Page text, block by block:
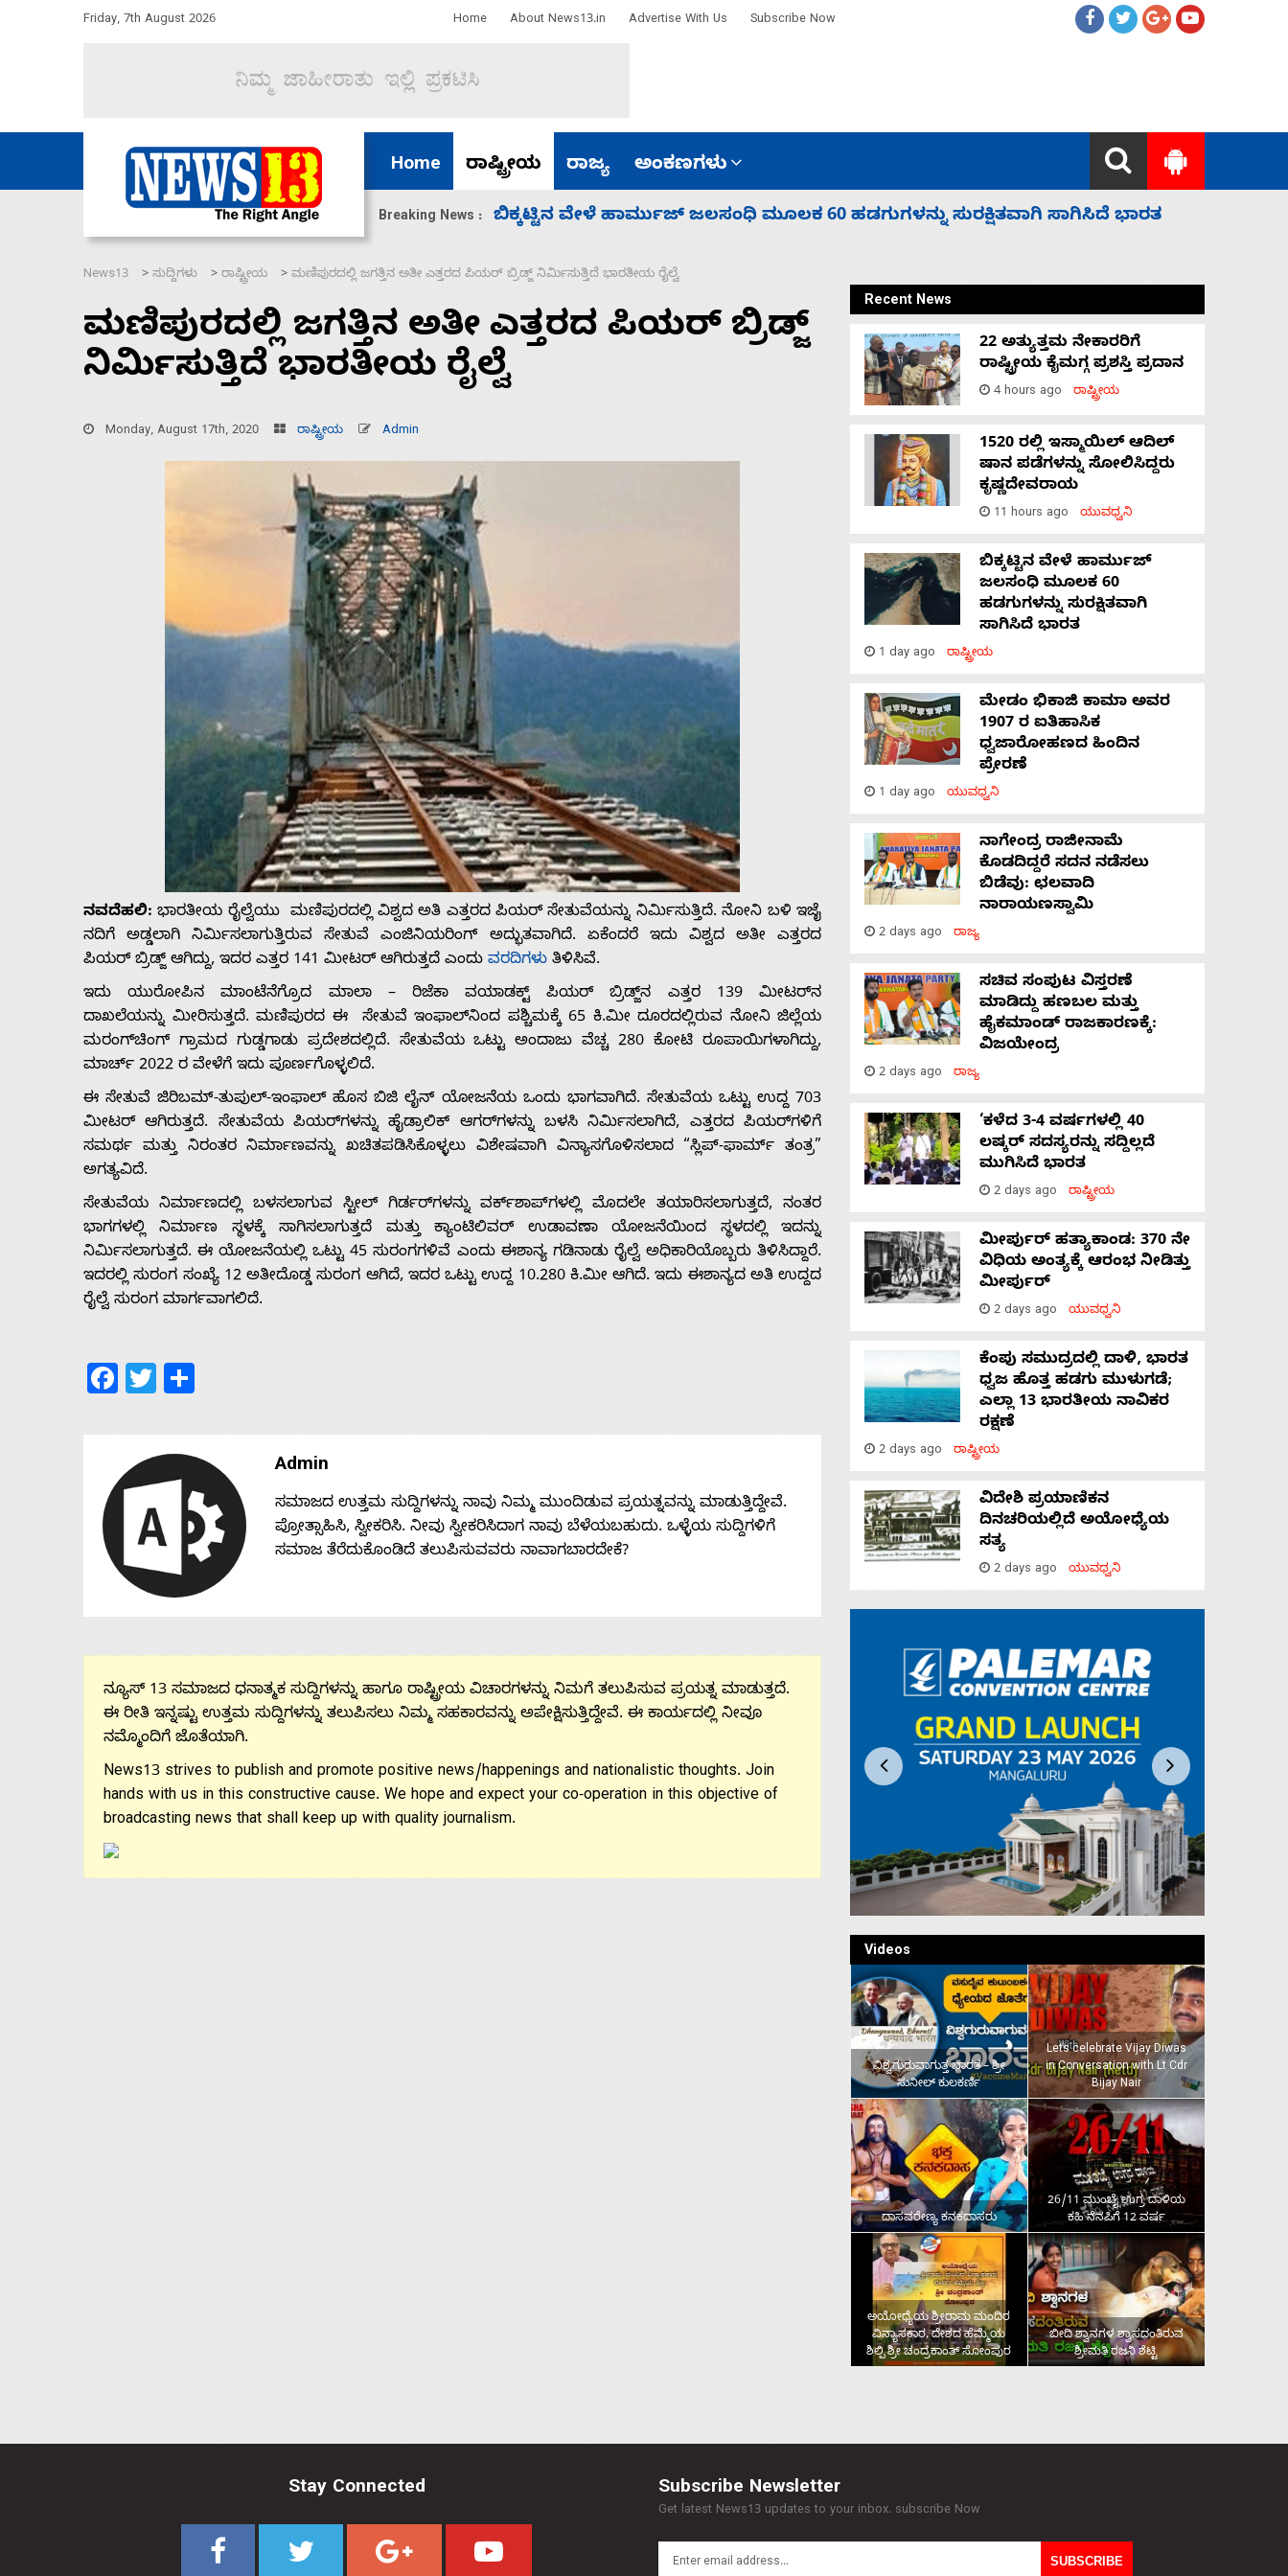
Friday, 7th August 2026 Home About News13.in Advertise With Us Subscribe Now
Home ರಾಷ್ಟ್ರೀಯ ರಾಜ್ಯ ಅಂಕಣಗಳು
Breaking News :
ಮೂಲಕ 60 ಹಡಗುಗಳನ್ನು ಸುರಕ್ಷಿತವಾಗಿ ಸಾಗಿಸಿದೆ ಭಾರತ ನಾಗೇಂದ್ರ ರಾಜೀನಾಮೆ ಕೊಡದಿದ್ದರೆ ಸದನ ನಡೆಸಲು ಬಿಡೆವು: ಛಲವಾದಿ ನಾರಾಯಣಸ್ವಾಮಿ
Advertise
Contact
News13 > ಸುದ್ದಿಗಳು > ರಾಷ್ಟ್ರೀಯ > ಮಣಿಪುರದಲ್ಲಿ ಜಗತ್ತಿನ ಅತೀ ಎತ್ತರದ ಪಿಯರ್‌ ಬ್ರಿಡ್ಜ್‌ ನಿರ್ಮಿಸುತ್ತಿದೆ ಭಾರತೀಯ ರೈಲ್ವೆ
ಮಣಿಪುರದಲ್ಲಿ ಜಗತ್ತಿನ ಅತೀ ಎತ್ತರದ ಪಿಯರ್‌ ಬ್ರಿಡ್ಜ್‌
ನಿರ್ಮಿಸುತ್ತಿದೆ ಭಾರತೀಯ ರೈಲ್ವೆ
Monday, August 17th, 2020 ರಾಷ್ಟ್ರೀಯ Admin
ನವದೆಹಲಿ: ಭಾರತೀಯ ರೈಲ್ವೆಯು ಮಣಿಪುರದಲ್ಲಿ ವಿಶ್ವದ ಅತಿ ಎತ್ತರದ ಪಿಯರ್ ಸೇತುವೆಯನ್ನು ನಿರ್ಮಿಸುತ್ತಿದೆ. ನೋನಿ ಬಳಿ ಇಜೈ
ನದಿಗೆ ಅಡ್ಡಲಾಗಿ ನಿರ್ಮಿಸಲಾಗುತ್ತಿರುವ ಸೇತುವೆ ಎಂಜಿನಿಯರಿಂಗ್ ಅದ್ಭುತವಾಗಿದೆ. ಏಕೆಂದರೆ ಇದು ವಿಶ್ವದ ಅತೀ ಎತ್ತರದ
ಪಿಯರ್ ಬ್ರಿಡ್ಜ್‌ ಆಗಿದ್ದು, ಇದರ ಎತ್ತರ 141 ಮೀಟರ್ ಆಗಿರುತ್ತದೆ ಎಂದು ವರದಿಗಳು ತಿಳಿಸಿವೆ.
ಇದು ಯುರೋಪಿನ ಮಾಂಟೆನೆಗ್ರೊದ ಮಾಲಾ – ರಿಜೆಕಾ ವಯಾಡಕ್ಟ್ ಪಿಯರ್‌ ಬ್ರಿಡ್ಜ್‌ನ ಎತ್ತರ 139 ಮೀಟರ್‌ನ
ದಾಖಲೆಯನ್ನು ಮೀರಿಸುತ್ತದೆ. ಮಣಿಪುರದ ಈ ಸೇತುವೆ ಇಂಫಾಲ್‌ನಿಂದ ಪಶ್ಚಿಮಕ್ಕೆ 65 ಕಿ.ಮೀ ದೂರದಲ್ಲಿರುವ ನೋನಿ ಜಿಲ್ಲೆಯ
ಮರಂಗ್‌ಚಿಂಗ್ ಗ್ರಾಮದ ಗುಡ್ಡಗಾಡು ಪ್ರದೇಶದಲ್ಲಿದೆ. ಸೇತುವೆಯ ಒಟ್ಟು ಅಂದಾಜು ವೆಚ್ಚ 280 ಕೋಟಿ ರೂಪಾಯಿಗಳಾಗಿದ್ದು,
ಮಾರ್ಚ್ 2022 ರ ವೇಳೆಗೆ ಇದು ಪೂರ್ಣಗೊಳ್ಳಲಿದೆ.
ಈ ಸೇತುವೆ ಜಿರಿಬಮ್-ತುಪುಲ್-ಇಂಫಾಲ್ ಹೊಸ ಬಿಜಿ ಲೈನ್ ಯೋಜನೆಯ ಒಂದು ಭಾಗವಾಗಿದೆ. ಸೇತುವೆಯ ಒಟ್ಟು ಉದ್ದ 703
ಮೀಟರ್ ಆಗಿರುತ್ತದೆ. ಸೇತುವೆಯ ಪಿಯರ್‌ಗಳನ್ನು ಹೈಡ್ರಾಲಿಕ್ ಆಗರ್‌ಗಳನ್ನು ಬಳಸಿ ನಿರ್ಮಿಸಲಾಗಿದೆ, ಎತ್ತರದ ಪಿಯರ್‌ಗಳಿಗೆ
ಸಮರ್ಥ ಮತ್ತು ನಿರಂತರ ನಿರ್ಮಾಣವನ್ನು ಖಚಿತಪಡಿಸಿಕೊಳ್ಳಲು ವಿಶೇಷವಾಗಿ ವಿನ್ಯಾಸಗೊಳಿಸಲಾದ “ಸ್ಲಿಪ್-ಫಾರ್ಮ್ ತಂತ್ರ”
ಅಗತ್ಯವಿದೆ.
ಸೇತುವೆಯ ನಿರ್ಮಾಣದಲ್ಲಿ ಬಳಸಲಾಗುವ ಸ್ಟೀಲ್ ಗಿರ್ಡರ್‌ಗಳನ್ನು ವರ್ಕ್‌ಶಾಪ್‌ಗಳಲ್ಲಿ ಮೊದಲೇ ತಯಾರಿಸಲಾಗುತ್ತದೆ, ನಂತರ
ಭಾಗಗಳಲ್ಲಿ ನಿರ್ಮಾಣ ಸ್ಥಳಕ್ಕೆ ಸಾಗಿಸಲಾಗುತ್ತದೆ ಮತ್ತು ಕ್ಯಾಂಟಿಲಿವರ್ ಉಡಾವಣಾ ಯೋಜನೆಯಿಂದ ಸ್ಥಳದಲ್ಲಿ ಇದನ್ನು
ನಿರ್ಮಿಸಲಾಗುತ್ತದೆ. ಈ ಯೋಜನೆಯಲ್ಲಿ ಒಟ್ಟು 45 ಸುರಂಗಗಳಿವೆ ಎಂದು ಈಶಾನ್ಯ ಗಡಿನಾಡು ರೈಲ್ವೆ ಅಧಿಕಾರಿಯೊಬ್ಬರು ತಿಳಿಸಿದ್ದಾರೆ.
ಇದರಲ್ಲಿ ಸುರಂಗ ಸಂಖ್ಯೆ 12 ಅತೀದೊಡ್ಡ ಸುರಂಗ ಆಗಿದೆ, ಇದರ ಒಟ್ಟು ಉದ್ದ 10.280 ಕಿ.ಮೀ ಆಗಿದೆ. ಇದು ಈಶಾನ್ಯದ ಅತಿ ಉದ್ದದ
ರೈಲ್ವೆ ಸುರಂಗ ಮಾರ್ಗವಾಗಲಿದೆ.
Facebook
Twitter
Admin
ಸಮಾಜದ ಉತ್ತಮ ಸುದ್ದಿಗಳನ್ನು ನಾವು ನಿಮ್ಮ ಮುಂದಿಡುವ ಪ್ರಯತ್ನವನ್ನು ಮಾಡುತ್ತಿದ್ದೇವೆ.
ಪ್ರೋತ್ಸಾಹಿಸಿ, ಸ್ವೀಕರಿಸಿ. ನೀವು ಸ್ವೀಕರಿಸಿದಾಗ ನಾವು ಬೆಳೆಯಬಹುದು. ಒಳ್ಳೆಯ ಸುದ್ದಿಗಳಿಗೆ
ಸಮಾಜ ತೆರೆದುಕೊಂಡಿದೆ ತಲುಪಿಸುವವರು ನಾವಾಗಬಾರದೇಕೆ?
ನ್ಯೂಸ್ 13 ಸಮಾಜದ ಧನಾತ್ಮಕ ಸುದ್ದಿಗಳನ್ನು ಹಾಗೂ ರಾಷ್ಟ್ರೀಯ ವಿಚಾರಗಳನ್ನು ನಿಮಗೆ ತಲುಪಿಸುವ ಪ್ರಯತ್ನ ಮಾಡುತ್ತದೆ.
ಈ ರೀತಿ ಇನ್ನಷ್ಟು ಉತ್ತಮ ಸುದ್ದಿಗಳನ್ನು ತಲುಪಿಸಲು ನಿಮ್ಮ ಸಹಕಾರವನ್ನು ಅಪೇಕ್ಷಿಸುತ್ತಿದ್ದೇವೆ. ಈ ಕಾರ್ಯದಲ್ಲಿ ನೀವೂ
ನಮ್ಮೊಂದಿಗೆ ಜೊತೆಯಾಗಿ.
News13 strives to publish and promote positive news/happenings and nationalistic thoughts. Join
hands with us in this constructive cause. We hope and expect your co-operation in this objective of
broadcasting news that shall keep up with quality journalism.
Recent News
22 ಅತ್ಯುತ್ತಮ ನೇಕಾರರಿಗೆ
ರಾಷ್ಟ್ರೀಯ ಕೈಮಗ್ಗ ಪ್ರಶಸ್ತಿ ಪ್ರದಾನ
4 hours ago ರಾಷ್ಟ್ರೀಯ
1520 ರಲ್ಲಿ ಇಸ್ಮಾಯಿಲ್ ಆದಿಲ್
ಷಾನ ಪಡೆಗಳನ್ನು ಸೋಲಿಸಿದ್ದರು
ಕೃಷ್ಣದೇವರಾಯ
11 hours ago ಯುವಧ್ವನಿ
ಬಿಕ್ಕಟ್ಟಿನ ವೇಳೆ ಹಾರ್ಮುಜ್
ಜಲಸಂಧಿ ಮೂಲಕ 60
ಹಡಗುಗಳನ್ನು ಸುರಕ್ಷಿತವಾಗಿ
ಸಾಗಿಸಿದೆ ಭಾರತ
1 day ago ರಾಷ್ಟ್ರೀಯ
ಮೇಡಂ ಭಿಕಾಜಿ ಕಾಮಾ ಅವರ
1907 ರ ಐತಿಹಾಸಿಕ
ಧ್ವಜಾರೋಹಣದ ಹಿಂದಿನ
ಪ್ರೇರಣೆ
1 day ago ಯುವಧ್ವನಿ
ನಾಗೇಂದ್ರ ರಾಜೀನಾಮೆ
ಕೊಡದಿದ್ದರೆ ಸದನ ನಡೆಸಲು
ಬಿಡೆವು: ಛಲವಾದಿ
ನಾರಾಯಣಸ್ವಾಮಿ
2 days ago ರಾಜ್ಯ
ಸಚಿವ ಸಂಪುಟ ವಿಸ್ತರಣೆ
ಮಾಡಿದ್ದು ಹಣಬಲ ಮತ್ತು
ಹೈಕಮಾಂಡ್ ರಾಜಕಾರಣಕ್ಕೆ:
ವಿಜಯೇಂದ್ರ
2 days ago ರಾಜ್ಯ
‘ಕಳೆದ 3-4 ವರ್ಷಗಳಲ್ಲಿ 40
ಲಷ್ಕರ್ ಸದಸ್ಯರನ್ನು ಸದ್ದಿಲ್ಲದೆ
ಮುಗಿಸಿದೆ ಭಾರತ
2 days ago ರಾಷ್ಟ್ರೀಯ
ಮೀರ್ಪುರ್ ಹತ್ಯಾಕಾಂಡ: 370 ನೇ
ವಿಧಿಯ ಅಂತ್ಯಕ್ಕೆ ಆರಂಭ ನೀಡಿತ್ತು
ಮೀರ್ಪುರ್
2 days ago ಯುವಧ್ವನಿ
ಕೆಂಪು ಸಮುದ್ರದಲ್ಲಿ ದಾಳಿ, ಭಾರತ
ಧ್ವಜ ಹೊತ್ತ ಹಡಗು ಮುಳುಗಡೆ;
ಎಲ್ಲಾ 13 ಭಾರತೀಯ ನಾವಿಕರ
ರಕ್ಷಣೆ
2 days ago ರಾಷ್ಟ್ರೀಯ
ವಿದೇಶಿ ಪ್ರಯಾಣಿಕನ
ದಿನಚರಿಯಲ್ಲಿದೆ ಅಯೋಧ್ಯೆಯ
ಸತ್ಯ
2 days ago ಯುವಧ್ವನಿ
Videos
ವಿಶ್ವಗುರುವಾಗುತ್ತ ಭಾರತ – ಶ್ರೀ
ಸುನೀಲ್‌ ಕುಲಕರ್ಣಿ
Lets celebrate Vijay Diwas
in Conversation with Lt Cdr
Bijay Nair
ದಾಸವರೇಣ್ಯ ಕನಕದಾಸರು
26/11 ಮುಂಬೈ ಉಗ್ರ ದಾಳಿಯ
ಕಹಿ ನೆನಪಿಗೆ 12 ವರ್ಷ
ಅಯೋಧ್ಯೆಯ ಶ್ರೀರಾಮ ಮಂದಿರ
ವಿನ್ಯಾಸಕಾರ, ದೇಶದ ಹೆಮ್ಮೆಯ
ಶಿಲ್ಪಿ ಶ್ರೀ ಚಂದ್ರಕಾಂತ್‌ ಸೋಂಪುರ
ಬೀದಿ ಶ್ವಾನಗಳ ಶ್ವಾಸದಂತಿರುವ
ಶ್ರೀಮತಿ ರಜನಿ ಶೆಟ್ಟಿ
Stay Connected Subscribe Newsletter
Get latest News13 updates to your inbox. subscribe Now